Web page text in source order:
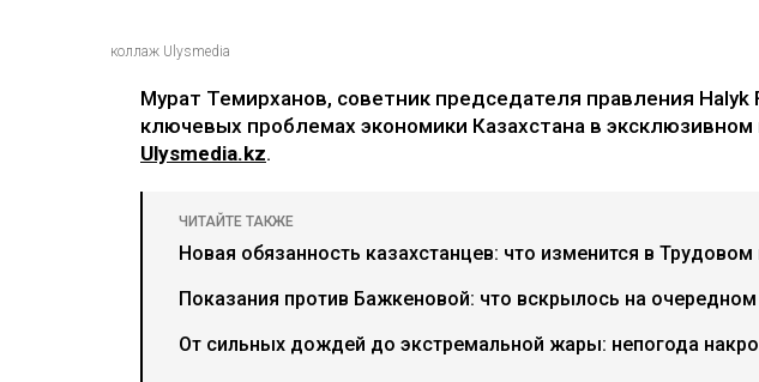
коллаж Ulysmedia
Мурат Темирханов, советник председателя правления Halyk
ключевых проблемах экономики Казахстана в
Ulysmedia.kz.
ЧИТАЙТЕ ТАКЖЕ
Новая обязанность казахстанцев: что изменится в Трудовом
Показания против Бажкеновой: что вскрылось на
От сильных дождей до экстремальной жары: непогода